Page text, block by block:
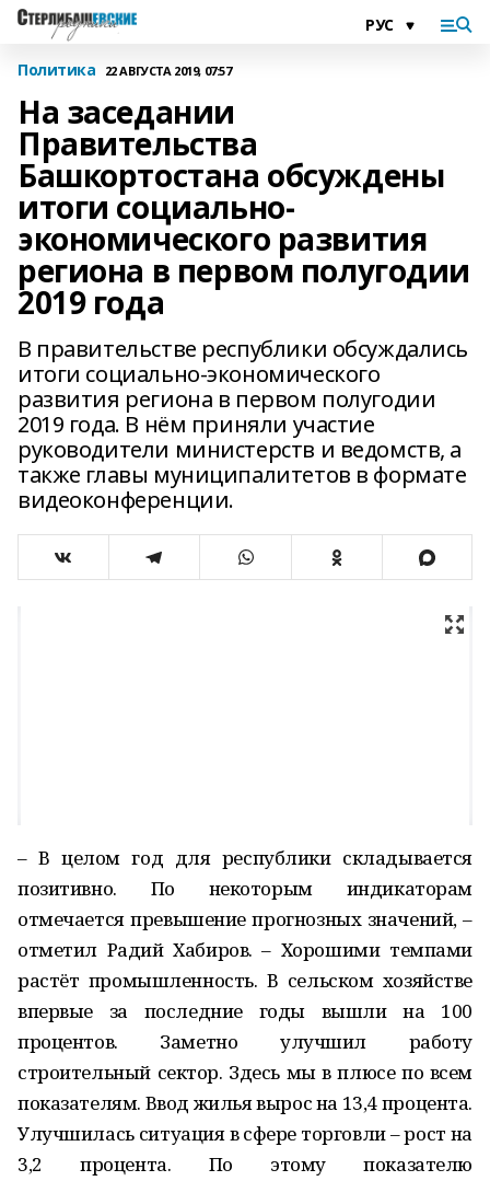
Политика 22 АВГУСТА 2019, 07:57
На заседании
Правительства
Башкортостана обсуждены
итоги социально-
экономического развития
региона в первом полугодии
2019 года
В правительстве республики обсуждались
итоги социально-экономического
развития региона в первом полугодии
2019 года. В нём приняли участие
руководители министерств и ведомств, а
также главы муниципалитетов в формате
видеоконференции.
– В целом год для республики складывается
позитивно. По некоторым индикаторам
отмечается превышение прогнозных значений, –
отметил Радий Хабиров. – Хорошими темпами
растёт промышленность. В сельском хозяйстве
впервые за последние годы вышли на 100
процентов. Заметно улучшил работу
строительный сектор. Здесь мы в плюсе по всем
показателям. Ввод жилья вырос на 13,4 процента.
Улучшилась ситуация в сфере торговли – рост на
3,2 процента. По этому показателю